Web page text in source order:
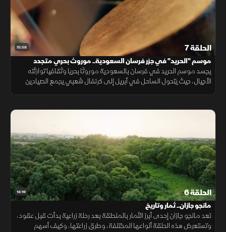
15:58 الحلقة 7
موسم "الحريد" في جزر فرسان السعودية.. موروث بحري متجدد
يجسد موسم الحريد في فرسان بالسعودية موروثا بحريا وثقافيا توارثته
الأجيال، حيث يتحول الساحل في أبريل إلى كرنفال شعبي يجمع الصيادين
14:19 الحلقة 6
مانجو جازان.. ثمار وتاريخ
تعد مانجو جازان إحدى أبرز الثمار بالمنطقة بعد رحلة زراعية بدأت قبل عقود،
وتستعرض هذه الحلقة أنواعها المختلفة، وطرق زراعتها، وكيف أسهم